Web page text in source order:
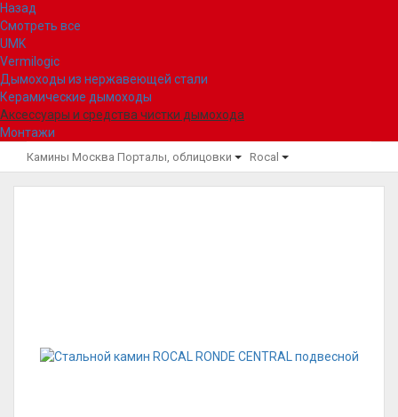
Назад
Смотреть все
UMK
Vermilogic
Дымоходы из нержавеющей стали
Керамические дымоходы
Аксессуары и средства чистки дымохода
Монтажи
Камины Москва Порталы, облицовки Rocal